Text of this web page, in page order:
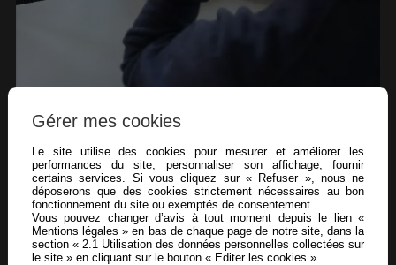
Nos solutions
Que vous soyez un particulier, une TPE/PME ou une grande
entreprise, Easysfender vous propose une solution sur-
mesure adaptée à vos besoins spécifiques :
Gérer mes cookies
Le site utilise des cookies pour mesurer et améliorer les
performances du site, personnaliser son affichage, fournir
certains services. Si vous cliquez sur « Refuser », nous ne
déposerons que des cookies strictement nécessaires au bon
fonctionnement du site ou exemptés de consentement.
Vous pouvez changer d’avis à tout moment depuis le lien «
Mentions légales » en bas de chaque page de notre site, dans la
section « 2.1 Utilisation des données personnelles collectées sur
le site » en cliquant sur le bouton « Editer les cookies ».